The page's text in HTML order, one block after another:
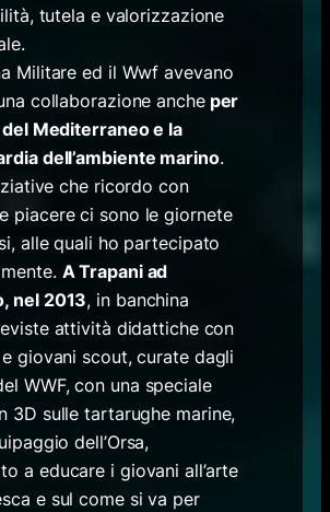
tutela e valorizzazione
Militare ed il Wwf avevano
collaborazione ancheper
Mediterraneo e la
dell’ambiente marino.
che ricordo con
piacere ci sono le giornete
alle quali ho partecipato
A Trapani ad
nel 2013, in banchina
attività didattiche con
giovani scout, curate dagli
WWF, con una speciale
3D sulle tartarughe marine,
dell’Orsa,
a educare i giovani all’arte
e sul come si va per